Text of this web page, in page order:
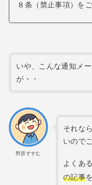
８条（禁止事項）を
いや、こんな通知メ
が・・
野原すすむ
それな
いので
よくある
の記事